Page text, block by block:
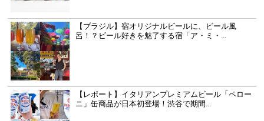
【ブラジル】宿オリジナルビールに、ビール風
呂！？ビール好きを魅了する宿「ア・ミ・...
【レポート】イタリアンプレミアムビール「ペロー
ニ」缶商品が日本初登場！渋谷で期間...